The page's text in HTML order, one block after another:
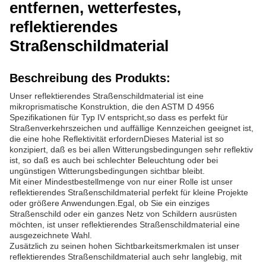
entfernen, wetterfestes,
reflektierendes
Straßenschildmaterial
Beschreibung des Produkts:
Unser reflektierendes Straßenschildmaterial ist eine
mikroprismatische Konstruktion, die den ASTM D 4956
Spezifikationen für Typ IV entspricht,so dass es perfekt für
Straßenverkehrszeichen und auffällige Kennzeichen geeignet ist,
die eine hohe Reflektivität erfordernDieses Material ist so
konzipiert, daß es bei allen Witterungsbedingungen sehr reflektiv
ist, so daß es auch bei schlechter Beleuchtung oder bei
ungünstigen Witterungsbedingungen sichtbar bleibt.
Mit einer Mindestbestellmenge von nur einer Rolle ist unser
reflektierendes Straßenschildmaterial perfekt für kleine Projekte
oder größere Anwendungen.Egal, ob Sie ein einziges
Straßenschild oder ein ganzes Netz von Schildern ausrüsten
möchten, ist unser reflektierendes Straßenschildmaterial eine
ausgezeichnete Wahl.
Zusätzlich zu seinen hohen Sichtbarkeitsmerkmalen ist unser
reflektierendes Straßenschildmaterial auch sehr langlebig, mit